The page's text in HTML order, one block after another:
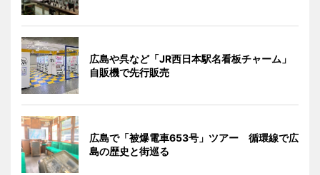
広島や呉など「JR西日本駅名看板チャーム」
自販機で先行販売
広島で「被爆電車653号」ツアー 循環線で広
島の歴史と街巡る